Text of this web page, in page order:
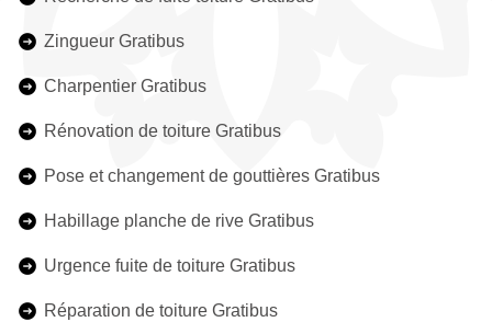
Zingueur Gratibus
Charpentier Gratibus
Rénovation de toiture Gratibus
Pose et changement de gouttières Gratibus
Habillage planche de rive Gratibus
Urgence fuite de toiture Gratibus
Réparation de toiture Gratibus